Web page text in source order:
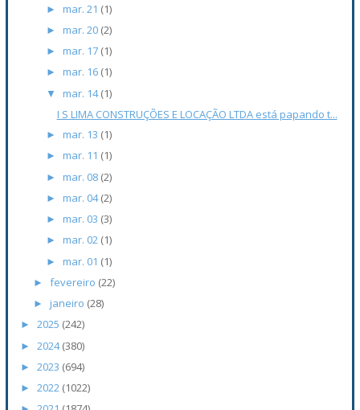
► mar. 21 (1)
► mar. 20 (2)
► mar. 17 (1)
► mar. 16 (1)
▼ mar. 14(1)
I S LIMA CONSTRUÇÕES E LOCAÇÃO LTDA está papando t...
► mar. 13 (1)
► mar. 11 (1)
► mar. 08 (2)
► mar. 04(2)
► mar. 03 (3)
► mar. 02 (1)
► mar. 01 (1)
►fevereiro (22)
► janeiro (28)
►2025 (242)
►2024(380)
►2023 (694)
►2022 (1022)